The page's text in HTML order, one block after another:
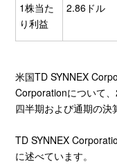
1株当た
り利益
2.86ドル
米国TD SYNNEX
Corporationについて
四半期および通期の決
TD SYNNEX
に述べています。